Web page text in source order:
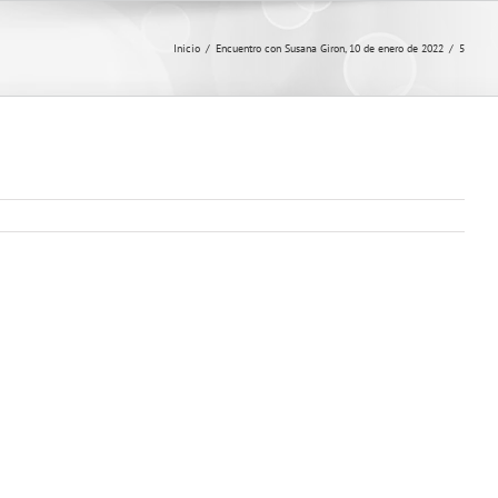
Inicio / Encuentro con Susana Giron, 10 de enero de 2022 / 5